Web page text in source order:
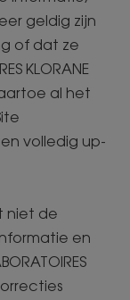
geldig zijn
of dat ze
KLORANE
al het
volledig up-
niet de
en